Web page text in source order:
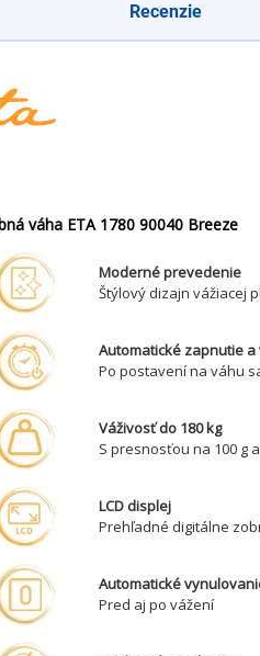
Recenzie
váha ETA 1780 90040 Breeze
Moderné prevedenie
Štýlový dizajn vážiacej
Automatické zapnutie
Po postavení na váhu
Váživosť do 180 kg
S presnosťou na 100 g
LCD displej
Prehľadné digitálne
Automatické
Pred aj po vážení